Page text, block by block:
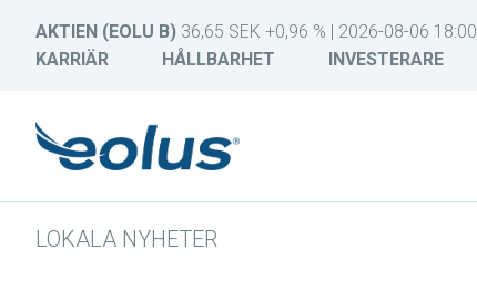
AKTIEN (EOLU B) 36,65 SEK +0,96 % | 2026-08-06 18:00
KARRIÄR
HÅLLBARHET INVESTERARE
LOKALA NYHETER